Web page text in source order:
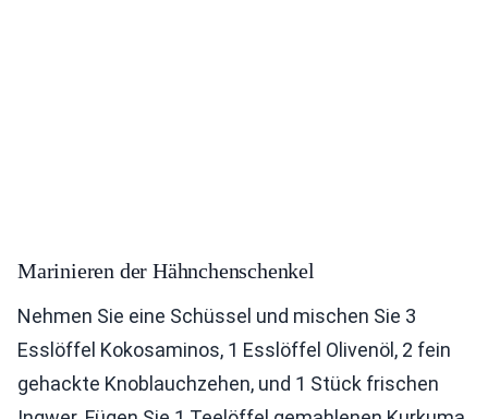
Marinieren der Hähnchenschenkel
Nehmen Sie eine Schüssel und mischen Sie 3
Esslöffel Kokosaminos, 1 Esslöffel Olivenöl, 2 fein
gehackte Knoblauchzehen, und 1 Stück frischen